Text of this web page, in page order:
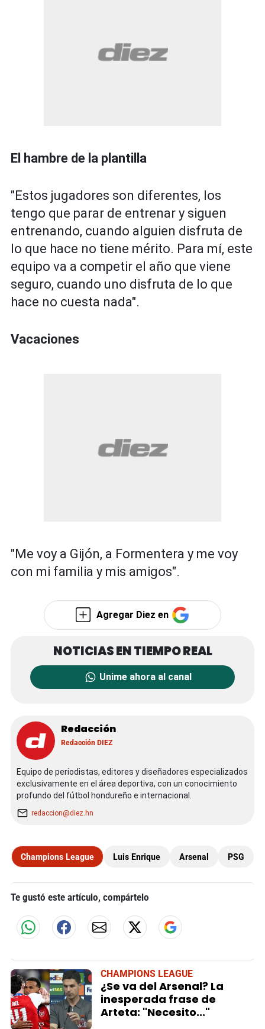
El hambre de la plantilla
"Estos jugadores son diferentes, los
tengo que parar de entrenar y siguen
entrenando, cuando alguien disfruta de
lo que hace no tiene mérito. Para mí, este
equipo va a competir el año que viene
seguro, cuando uno disfruta de lo que
hace no cuesta nada".
Vacaciones
"Me voy a Gijón, a Formentera y me voy
con mi familia y mis amigos".
Agregar Diez en
Unime ahora al canal
Redacción
Redacción DIEZ
Equipo de periodistas, editores y diseñadores especializados
exclusivamente en el área deportiva, con un conocimiento
profundo del fútbol hondureño e internacional.
redaccion@diez.hn
Champions League Luis Enrique Arsenal PSG
Te gustó este artículo, compártelo
CHAMPIONS LEAGUE
¿Se va del Arsenal? La
inesperada frase de
Arteta: "Necesito..."